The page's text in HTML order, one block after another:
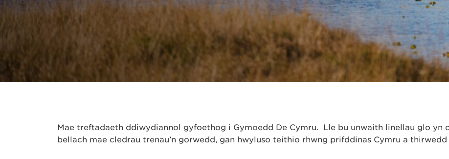
Mae treftadaeth ddiwydiannol gyfoethog i Gymoedd De Cymru. Lle bu unwaith linellau glo yn
bellach mae cledrau trenau’n gorwedd, gan hwyluso teithio rhwng prifddinas Cymru a